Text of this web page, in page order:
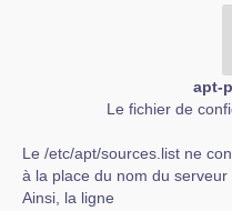
apt-
Le fichier de
Le /etc/apt/sources.list ne
à la place du nom du
Ainsi, la ligne